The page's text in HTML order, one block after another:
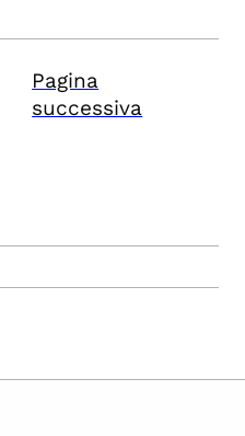
Pagina
successiva